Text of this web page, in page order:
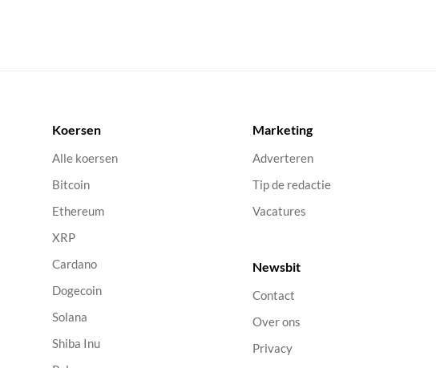
Koersen
Alle koersen
Bitcoin
Ethereum
XRP
Cardano
Dogecoin
Solana
Shiba Inu
Marketing
Adverteren
Tip de redactie
Vacatures
Newsbit
Contact
Over ons
Privacy